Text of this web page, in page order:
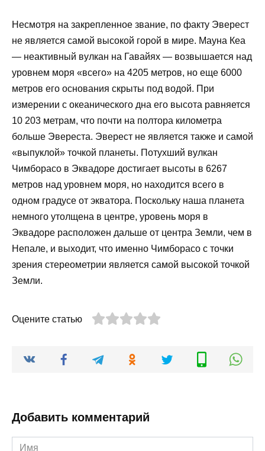
Несмотря на закрепленное звание, по факту Эверест
не является самой высокой горой в мире. Мауна Кеа
— неактивный вулкан на Гавайях — возвышается над
уровнем моря «всего» на 4205 метров, но еще 6000
метров его основания скрыты под водой. При
измерении с океанического дна его высота равняется
10 203 метрам, что почти на полтора километра
больше Эвереста. Эверест не является также и самой
«выпуклой» точкой планеты. Потухший вулкан
Чимборасо в Эквадоре достигает высоты в 6267
метров над уровнем моря, но находится всего в
одном градусе от экватора. Поскольку наша планета
немного утолщена в центре, уровень моря в
Эквадоре расположен дальше от центра Земли, чем в
Непале, и выходит, что именно Чимборасо с точки
зрения стереометрии является самой высокой точкой
Земли.
Оцените статью
Добавить комментарий
Имя